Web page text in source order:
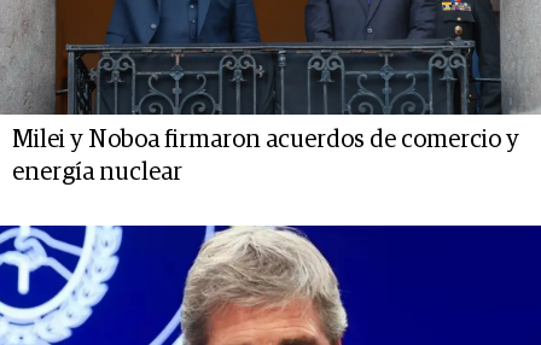
Milei y Noboa firmaron acuerdos de comercio y
energía nuclear